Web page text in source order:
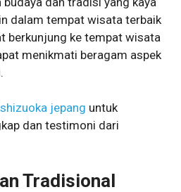
dalam tempat wisata terbaik
berkunjung ke tempat wisata
menikmati beragam aspek
jepang untuk
dan testimoni dari
Tradisional